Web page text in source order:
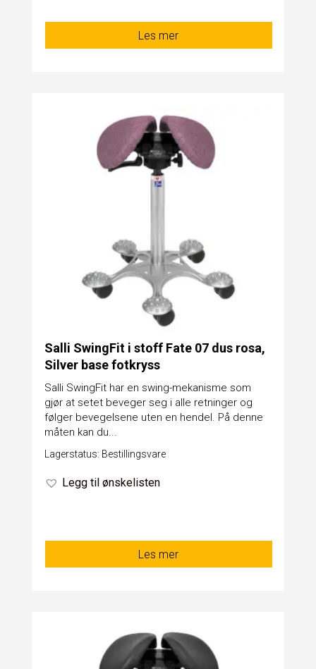
Les mer
Salli SwingFit i stoff Fate 07 dus rosa,
Silver base fotkryss
Salli SwingFit har en swing-mekanisme som
gjør at setet beveger seg i alle retninger og
følger bevegelsene uten en hendel. På denne
måten kan du...
Lagerstatus: Bestillingsvare
Legg til ønskelisten
Les mer